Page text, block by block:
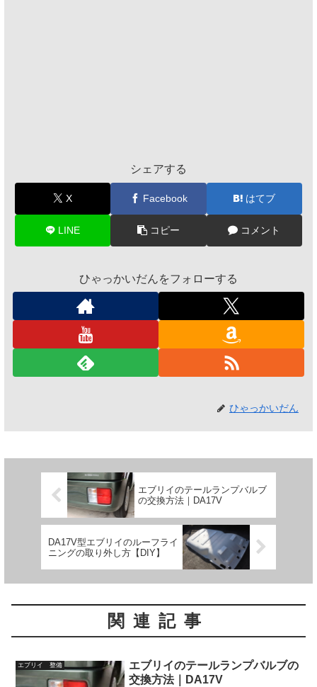
シェアする
X Facebook はてブ
LINE コピー コメント
ひゃっかいだんをフォローする
ひゃっかいだん
エブリイのテールランプバルブ
の交換方法｜DA17V
DA17V型エブリイのルーフライ
ニングの取り外し方【DIY】
関連記事
エブリイ 整備
エブリイのテールランプバルブの
交換方法｜DA17V